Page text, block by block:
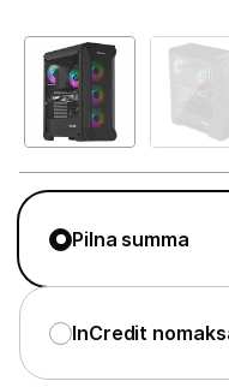
Stacionārie
Peles
Klaviatūras
Web kameras
Pilna summa
InCredit